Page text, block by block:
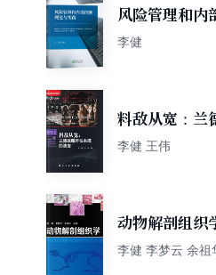
风险管理和内
践
李健
料敌从宽：兰
的演变
李健 王伟
动物解剖组织
李健 李梦云 余祖